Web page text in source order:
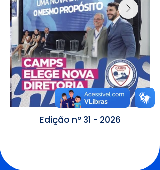
Edição nº 31 - 2026